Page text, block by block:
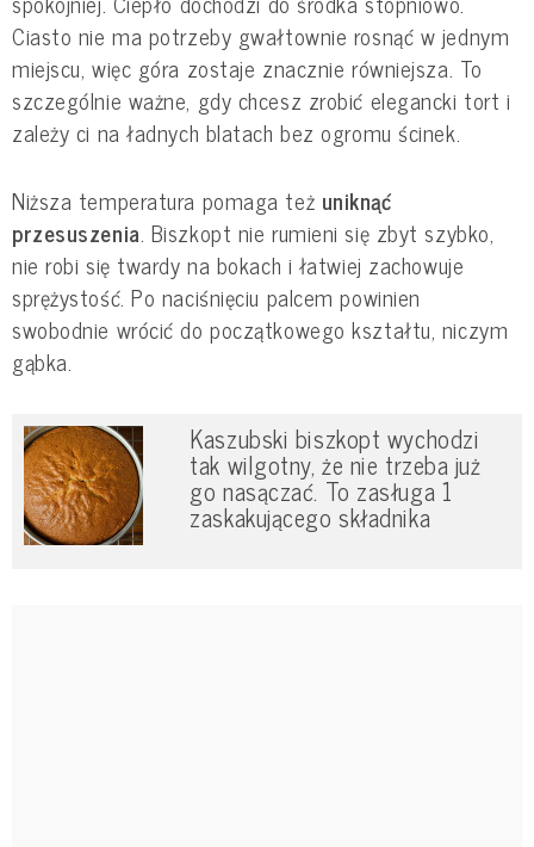
Ciasto nie ma potrzeby gwałtownie rosnąć w jednym
miejscu, więc góra zostaje znacznie równiejsza. To
szczególnie ważne, gdy chcesz zrobić elegancki tort i
zależy ci na ładnych blatach bez ogromu ścinek.
Niższa temperatura pomaga też uniknąć
przesuszenia. Biszkopt nie rumieni się zbyt szybko,
nie robi się twardy na bokach i łatwiej zachowuje
sprężystość. Po naciśnięciu palcem powinien
swobodnie wrócić do początkowego kształtu, niczym
gąbka.
Kaszubski biszkopt wychodzi
tak wilgotny, że nie trzeba już
go nasączać. To zasługa 1
zaskakującego składnika